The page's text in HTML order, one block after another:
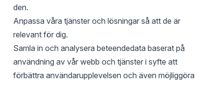
den.
Anpassa våra tjänster och lösningar så att de är
relevant för dig.
Samla in och analysera beteendedata baserat på
användning av vår webb och tjänster i syfte att
förbättra användarupplevelsen och även möjliggöra